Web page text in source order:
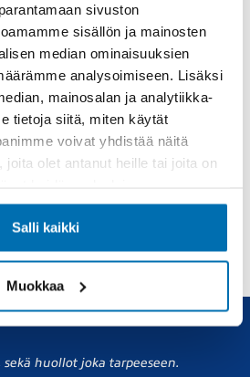
sivuston
sisällön ja mainosten
median ominaisuuksien
analysoimiseen. Lisäksi
mainosalan ja analytiikka-
tietoja siitä, miten käytät
voivat yhdistää näitä
joita olet antanut heille tai joita on
Salli kaikki
Muokkaa
08.00-17.00
14.00
huollot joka tarpeeseen.